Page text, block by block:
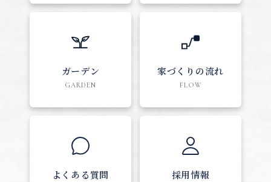
ガーデン
GARDEN
家づくりの流れ
FLOW
よくある質問 採用情報